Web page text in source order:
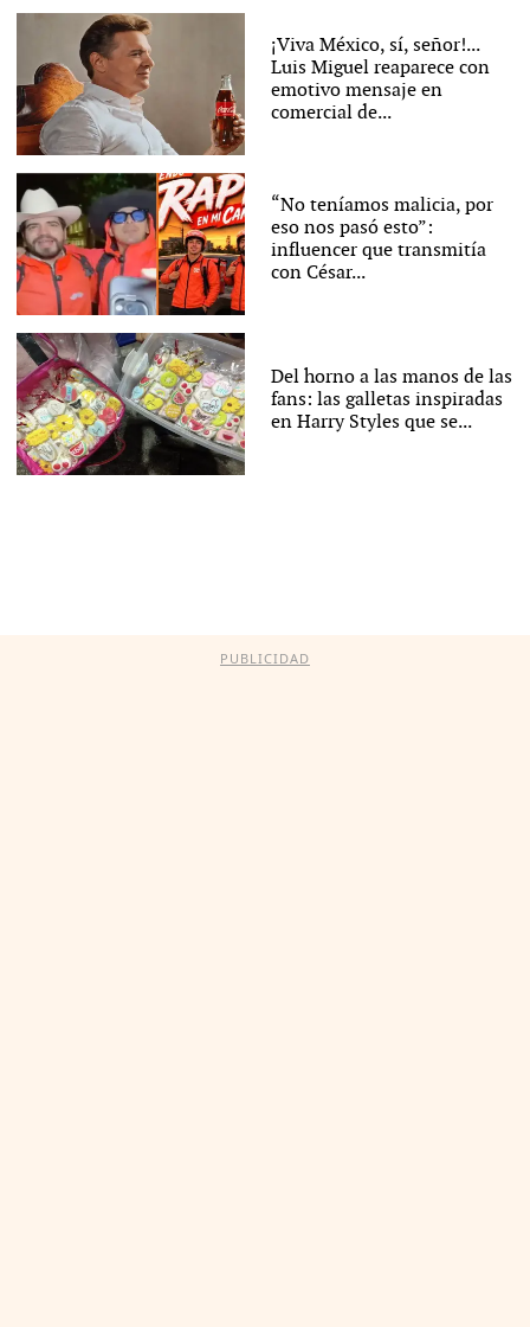
¡Viva México, sí, señor!...
Luis Miguel reaparece con
emotivo mensaje en
comercial de...
“No teníamos malicia, por
eso nos pasó esto”:
influencer que transmitía
con César...
Del horno a las manos de las
fans: las galletas inspiradas
en Harry Styles que se...
PUBLICIDAD